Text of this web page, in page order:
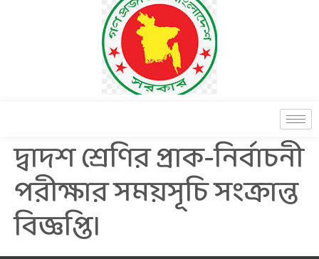
দ্বাদশ শ্রেণির প্রাক-নির্বাচনী
পরীক্ষার সময়সূচি সংক্রান্ত
বিজ্ঞপ্তি।